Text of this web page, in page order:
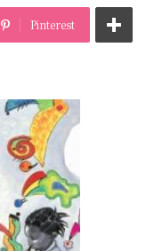
Pinterest